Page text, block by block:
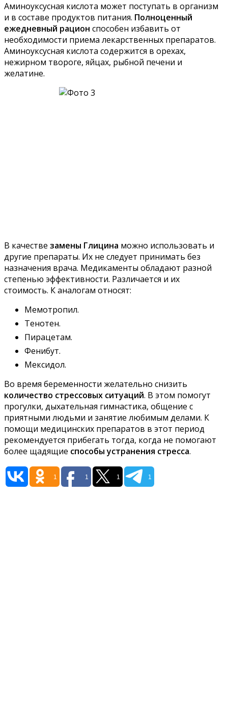
Аминоуксусная кислота может поступать в организм
и в составе продуктов питания. Полноценный
ежедневный рацион способен избавить от
необходимости приема лекарственных препаратов.
Аминоуксусная кислота содержится в орехах,
нежирном твороге, яйцах, рыбной печени и
желатине.
В качестве замены Глицина можно использовать и
другие препараты. Их не следует принимать без
назначения врача. Медикаменты обладают разной
степенью эффективности. Различается и их
стоимость. К аналогам относят:
Мемотропил.
Тенотен.
Пирацетам.
Фенибут.
Мексидол.
Во время беременности желательно снизить
количество стрессовых ситуаций. В этом помогут
прогулки, дыхательная гимнастика, общение с
приятными людьми и занятие любимым делами. К
помощи медицинских препаратов в этот период
рекомендуется прибегать тогда, когда не помогают
более щадящие способы устранения стресса.
1 1 1 1